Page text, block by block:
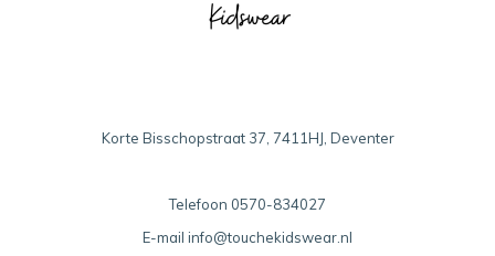
Korte Bisschopstraat 37, 7411HJ, Deventer
Telefoon 0570-834027
E-mail info@touchekidswear.nl